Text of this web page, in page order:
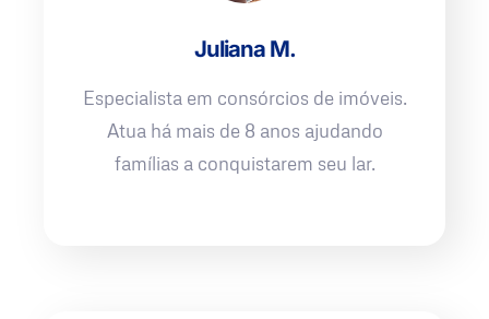
Juliana M.
Especialista em consórcios de imóveis.
Atua há mais de 8 anos ajudando
famílias a conquistarem seu lar.